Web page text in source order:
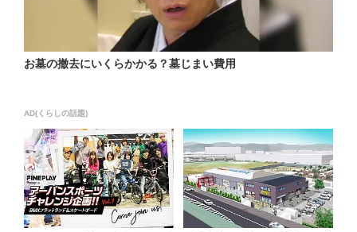
お墓の撤去にいくらかかる？墓じまい費用
AD(くらしの話題)